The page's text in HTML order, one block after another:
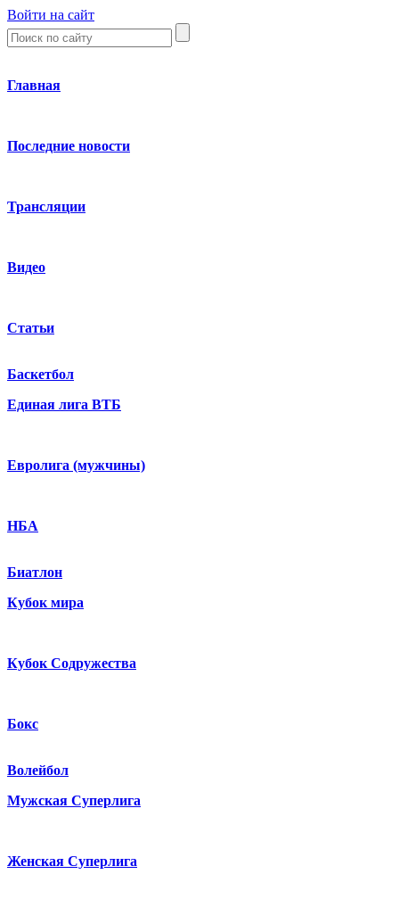
Войти на сайт
Главная
Последние новости
Трансляции
Видео
Статьи
Баскетбол
Единая лига ВТБ
Евролига (мужчины)
НБА
Биатлон
Кубок мира
Кубок Содружества
Бокс
Волейбол
Мужская Суперлига
Женская Суперлига